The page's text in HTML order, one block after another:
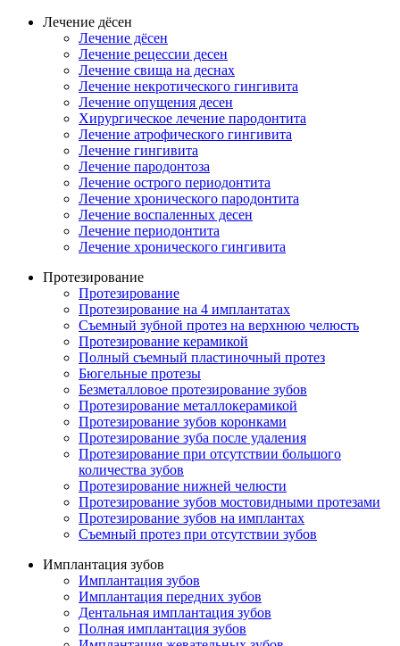
Лечение дёсен
Лечение дёсен
Лечение рецессии десен
Лечение свища на деснах
Лечение некротического гингивита
Лечение опущения десен
Хирургическое лечение пародонтита
Лечение атрофического гингивита
Лечение гингивита
Лечение пародонтоза
Лечение острого периодонтита
Лечение хронического пародонтита
Лечение воспаленных десен
Лечение периодонтита
Лечение хронического гингивита
Протезирование
Протезирование
Протезирование на 4 имплантатах
Съемный зубной протез на верхнюю челюсть
Протезирование керамикой
Полный съемный пластиночный протез
Бюгельные протезы
Безметалловое протезирование зубов
Протезирование металлокерамикой
Протезирование зубов коронками
Протезирование зуба после удаления
Протезирование при отсутствии большого
количества зубов
Протезирование нижней челюсти
Протезирование зубов мостовидными протезами
Протезирование зубов на имплантах
Съемный протез при отсутствии зубов
Имплантация зубов
Имплантация зубов
Имплантация передних зубов
Дентальная имплантация зубов
Полная имплантация зубов